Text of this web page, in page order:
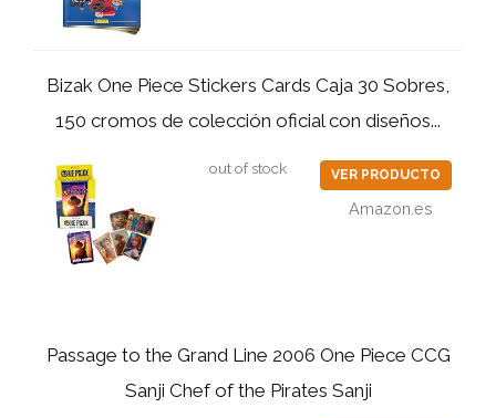
Bizak One Piece Stickers Cards Caja 30 Sobres,
150 cromos de colección oficial con diseños...
out of stock VER PRODUCTO
Amazon.es
Passage to the Grand Line 2006 One Piece CCG
Sanji Chef of the Pirates Sanji